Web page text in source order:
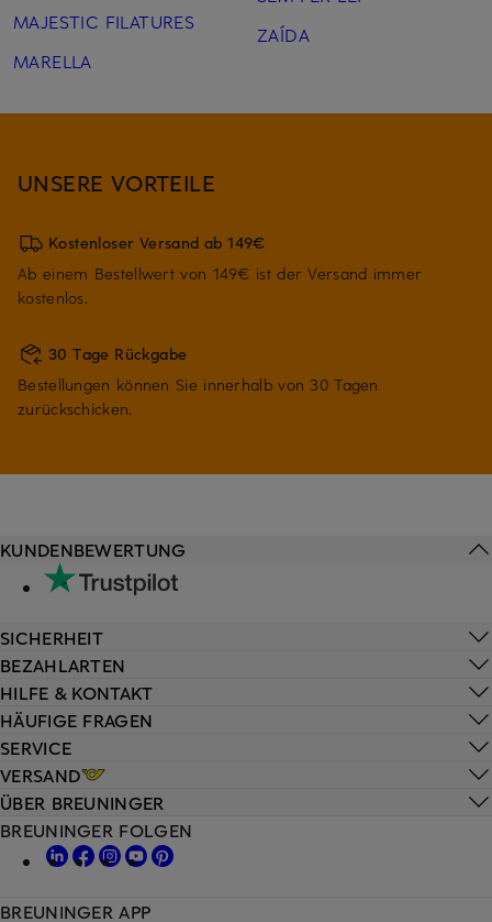
MAJESTIC FILATURES
MARELLA
ZAÍDA
UNSERE VORTEILE
Kostenloser Versand ab 149€
Ab einem Bestellwert von 149€ ist der Versand immer
kostenlos.
30 Tage Rückgabe
Bestellungen können Sie innerhalb von 30 Tagen
zurückschicken.
HILFE & KONTAKT
HÄUFIGE FRAGEN
SERVICE
VERSAND
KUNDENBEWERTUNG
SICHERHEIT
BEZAHLARTEN
ÜBER BREUNINGER
BREUNINGER FOLGEN
BREUNINGER APP